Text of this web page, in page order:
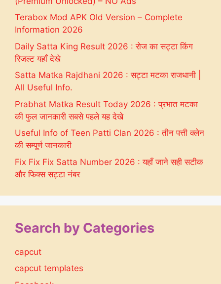
Terabox Mod APK Old Version – Complete
Information 2026
Daily Satta King Result 2026 : रोज का सट्टा किंग
रिजल्ट यहाँ देखे
Satta Matka Rajdhani 2026 : सट्टा मटका राजधानी |
All Useful Info.
Prabhat Matka Result Today 2026 : प्रभात मटका
की फुल जानकारी सबसे पहले यह देखे
Useful Info of Teen Patti Clan 2026 : तीन पत्ती क्लेन
की सम्पूर्ण जानकारी
Fix Fix Fix Satta Number 2026 : यहाँ जाने सही सटीक
और फिक्स सट्टा नंबर
Search by Categories
capcut
capcut templates